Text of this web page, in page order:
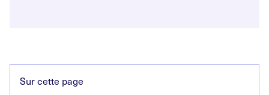
Sur cette page